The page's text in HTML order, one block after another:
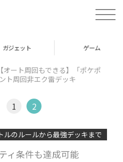
t
o
ガジェット ゲーム
【オート周回もできる】「ポケポ
ト周回非エク雷デッキ
1 2
のルールから最強デッキまで
ィ条件も達成可能